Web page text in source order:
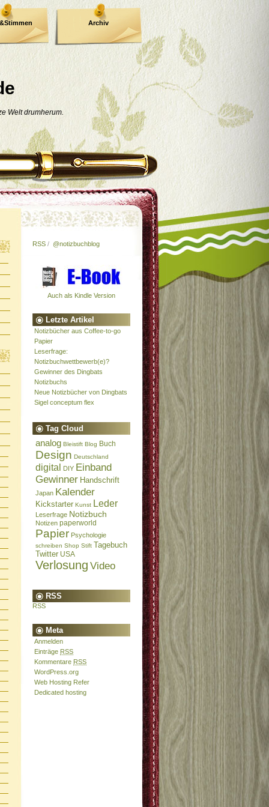
Welt drumherum.
Archiv
RSS / @notizbuchblog
Auch als Kindle Version
Letzte Artikel
Notizbücher aus Coffee-to-go
Papier
Leserfrage:
Notizbuchwettbewerb(e)?
Gewinner des Dingbats
Notizbuchs
Neue Notizbücher von Dingbats
Sigel conceptum flex
Tag Cloud
analog Bleistift Blog Buch
Design Deutschland
digital DIY Einband
Gewinner Handschrift
Japan Kalender
Kickstarter Kunst Leder
Leserfrage Notizbuch
Notizen paperworld
Papier Psychologie
schreiben Shop Stift Tagebuch
Twitter USA
Verlosung Video
RSS
RSS
Meta
Anmelden
Einträge RSS
Kommentare RSS
WordPress.org
Web Hosting Refer
Dedicated hosting